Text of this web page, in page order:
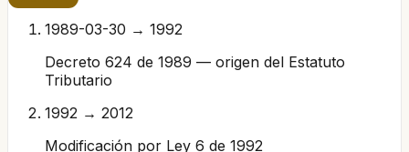
1989-03-30 → 1992
Decreto 624 de 1989 — origen del Estatuto
Tributario
1992 → 2012
Modificación por Ley 6 de 1992